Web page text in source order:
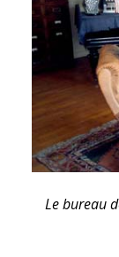
Le bureau